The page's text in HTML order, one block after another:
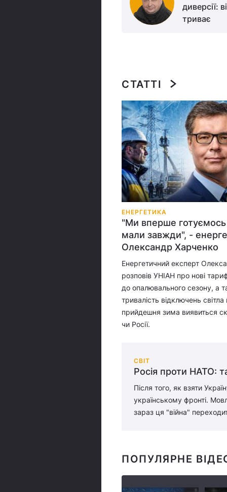
диверсії:
триває
СТАТТІ
ЕНЕРГЕТИКА
"Ми вперше
мали завжди", -
Олександр Харченко
Енергетичний експерт
розповів УНІАН про нові
до опалювального сезону, а
тривалість відключень
прийдешня зима виявиться
чи Росії.
СВІТ
Росія проти НАТО:
Після того, як взяти
українському фронті.
зараз ця "війна"
ПОПУЛЯРНЕ